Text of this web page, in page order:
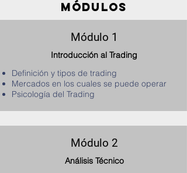
módulos
Módulo 1
Introducción al Trading
Definición y tipos de trading
Mercados en los cuales se puede operar
Psicología del Trading
Módulo 2
Análisis Técnico